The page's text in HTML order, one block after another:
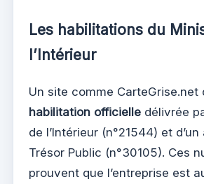
Les habilitations du
l’Intérieur
Un site comme CarteGrise.net
habilitation officielle délivrée
de l’Intérieur (n°21544) et
Trésor Public (n°30105). Ces
prouvent que l’entreprise est